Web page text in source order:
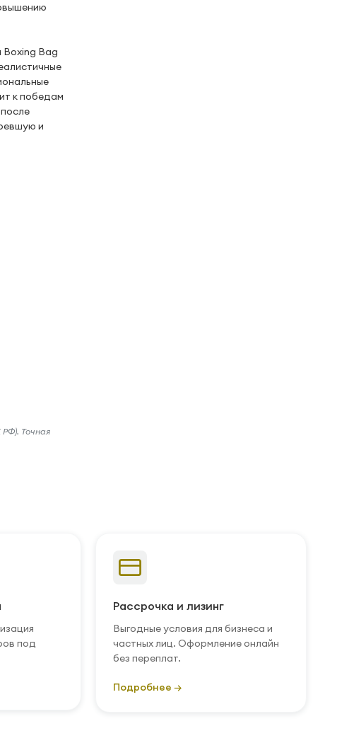
Boxing Bag
к победам
и
РФ). Точная
под
Рассрочка и лизинг
Выгодные условия для бизнеса и
частных лиц. Оформление онлайн
без переплат.
Подробнее →